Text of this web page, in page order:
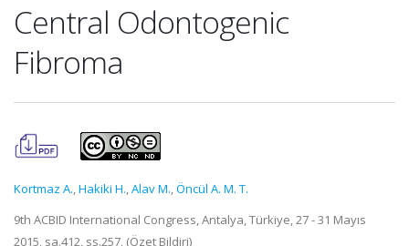
Central Odontogenic
Fibroma
Kortmaz A.,Hakiki H.,Alav M.,Öncül A. M. T.
9th ACBID International Congress, Antalya, Türkiye, 27 - 31 Mayıs
2015, sa.412, ss.257, (Özet Bildiri)